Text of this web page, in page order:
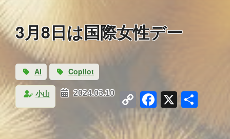
3月8日は国際女性デー
AI Copilot
小山 2024.03.10 Copy
Link
Facebook
X